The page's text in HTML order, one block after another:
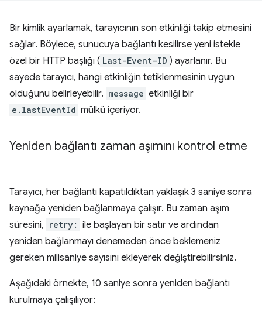
Bir kimlik ayarlamak, tarayıcının son etkinliği takip etmesini
sağlar. Böylece, sunucuya bağlantı kesilirse yeni istekle
özel bir HTTP başlığı ( Last-Event-ID ) ayarlanır. Bu
sayede tarayıcı, hangi etkinliğin tetiklenmesinin uygun
olduğunu belirleyebilir. message etkinliği bir
e.lastEventId mülkü içeriyor.
Yeniden bağlantı zaman aşımını kontrol etme
Tarayıcı, her bağlantı kapatıldıktan yaklaşık 3 saniye sonra
kaynağa yeniden bağlanmaya çalışır. Bu zaman aşım
süresini, retry: ile başlayan bir satır ve ardından
yeniden bağlanmayı denemeden önce beklemeniz
gereken milisaniye sayısını ekleyerek değiştirebilirsiniz.
Aşağıdaki örnekte, 10 saniye sonra yeniden bağlantı
kurulmaya çalışılıyor: